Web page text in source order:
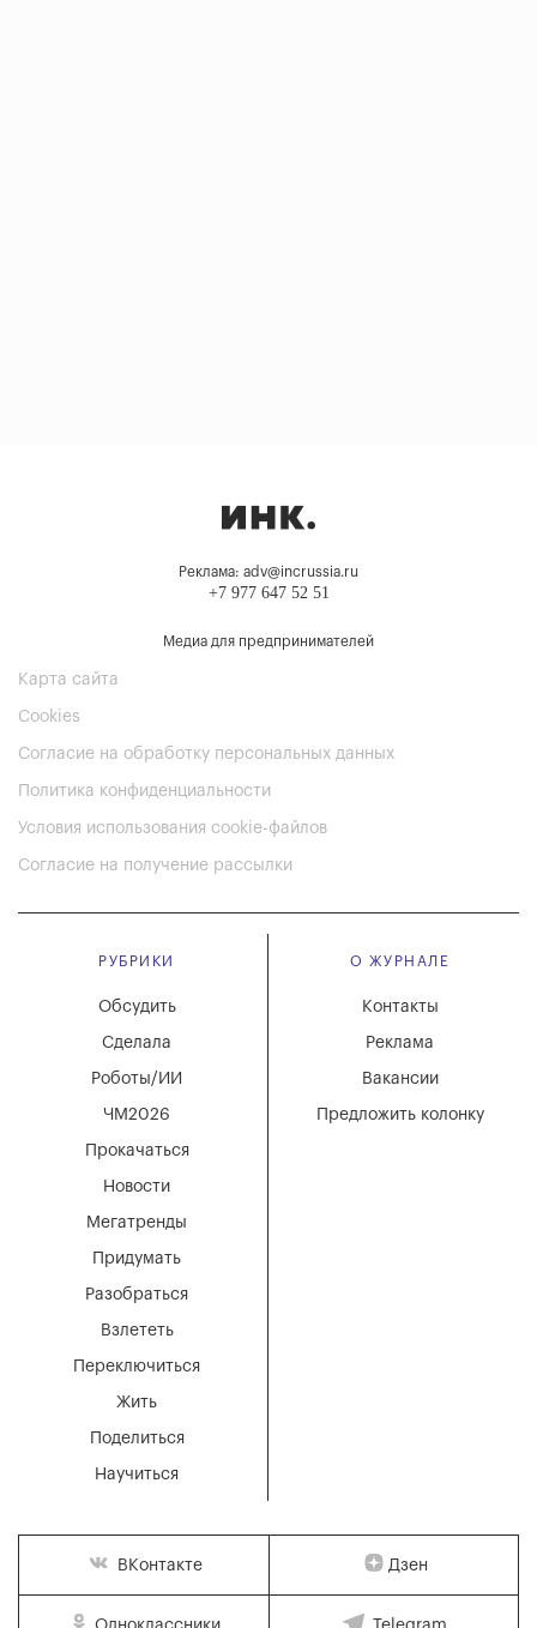
Реклама: adv@incrussia.ru
+7 977 647 52 51
Медиа для предпринимателей
Карта сайта
Cookies
Согласие на обработку персональных данных
Политика конфиденциальности
Условия использования cookie-файлов
Согласие на получение рассылки
РУБРИКИ
Мегатренды
Придумать
Разобраться
Взлететь
Новости
Переключиться
Жить
Поделиться
Научиться
Обсудить
Сделала
Роботы/ИИ
ЧМ2026
Прокачаться
О ЖУРНАЛЕ
Вакансии
Реклама
Контакты
Предложить колонку
ВКонтакте Дзен